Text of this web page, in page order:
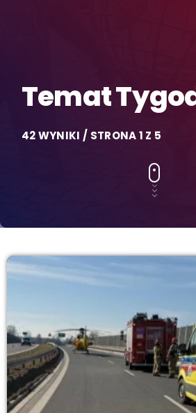
Temat
42 WYNIKI / STRONA 1 Z 5